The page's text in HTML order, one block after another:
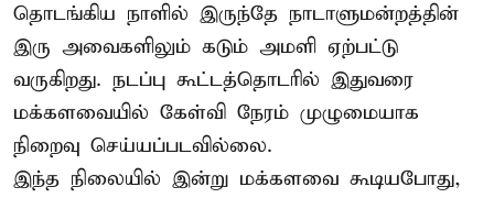
தொடங்கிய நாளில் இருந்தே நாடாளுமன்றத்தின்
இரு அவைகளிலும் கடும் அமளி ஏற்பட்டு
வருகிறது. நடப்பு கூட்டத்தொடரில் இதுவரை
மக்களவையில் கேள்வி நேரம் முழுமையாக
நிறைவு செய்யப்படவில்லை.
இந்த நிலையில் இன்று மக்களவை கூடியபோது,